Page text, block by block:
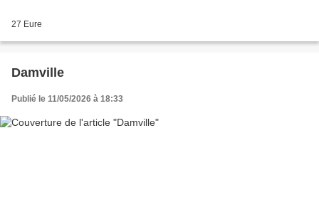
27 Eure
Damville
Publié le 11/05/2026 à 18:33